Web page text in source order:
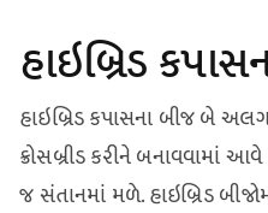
હાઇબ્રિડ
હાઇબ્રિડ કપાસના બીજ બે
ક્રોસબ્રીડ કરીને બનાવવામાં
જ સંતાનમાં મળે. હાઇબ્રિડ